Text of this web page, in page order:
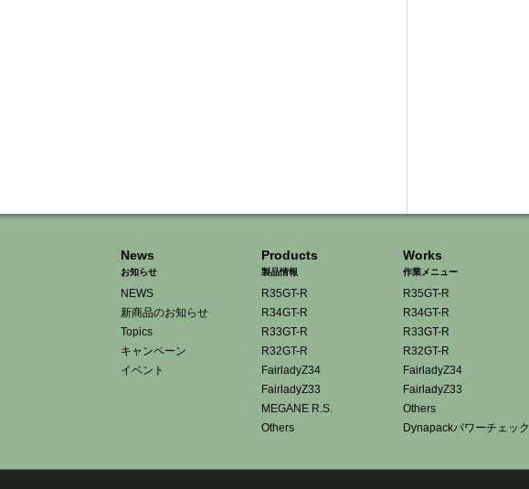
News
お知らせ
NEWS
新商品のお知らせ
Topics
キャンペーン
イベント
Products
製品情報
R35GT-R
R34GT-R
R33GT-R
R32GT-R
FairladyZ34
FairladyZ33
MEGANE R.S.
Others
Works
作業メニュー
R35GT-R
R34GT-R
R33GT-R
R32GT-R
FairladyZ34
FairladyZ33
Others
Dynapackパワーチェック